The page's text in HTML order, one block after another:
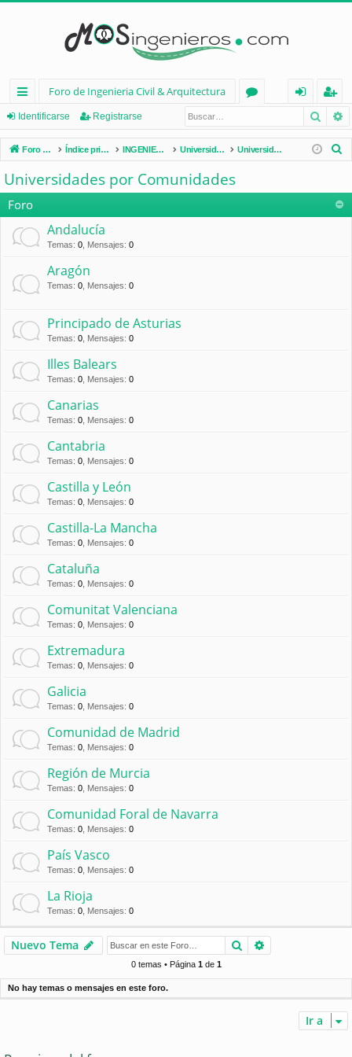
nl
ac
es
rá
pi
d
Foro de Ingenieria Civil & Arquitectura
os
nt
ifi
eg
ist
ra
Identificarse Registrarse
Foro de Ingenieria Civil & Arquitectura Índice principal INGENIERÍA CIVIL (España) Universidades de España Universidades por Comunidades
a
Universidades por Comunidades
Foro
Andalucía
Temas: 0 Mensajes: 0
Aragón
Temas: 0 Mensajes: 0
Principado de Asturias
Temas: 0 Mensajes: 0
Illes Balears
Temas: 0 Mensajes: 0
Canarias
Temas: 0 Mensajes: 0
Cantabria
Temas: 0 Mensajes: 0
Castilla y León
Temas: 0 Mensajes: 0
Castilla-La Mancha
Temas: 0 Mensajes: 0
Cataluña
Temas: 0 Mensajes: 0
Comunitat Valenciana
Temas: 0 Mensajes: 0
Extremadura
Temas: 0 Mensajes: 0
Galicia
Temas: 0 Mensajes: 0
Comunidad de Madrid
Temas: 0 Mensajes: 0
Región de Murcia
Temas: 0 Mensajes: 0
Comunidad Foral de Navarra
Temas: 0 Mensajes: 0
País Vasco
Temas: 0 Mensajes: 0
La Rioja
Temas: 0 Mensajes: 0
Nuevo Tema Buscar
0 temas • Página 1de 1
No hay temas o mensajes en este foro.
Ir a